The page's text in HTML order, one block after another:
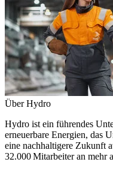
Über Hydro
Hydro ist ein führendes
erneuerbare Energien, das
eine nachhaltigere Zukunft
32.000 Mitarbeiter an mehr